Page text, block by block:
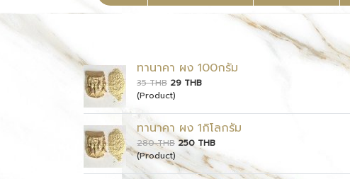
ทานาคา ผง 100กรัม
35 THB 29 THB
(Product)
ทานาคา ผง 1กิโลกรัม
280 THB 250 THB
(Product)